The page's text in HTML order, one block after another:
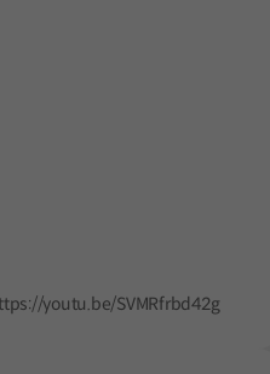
youtu.be/SVMRfrbd42g